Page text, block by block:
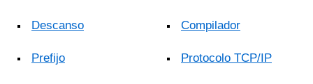
Descanso
Prefijo
Compilador
Protocolo TCP/IP